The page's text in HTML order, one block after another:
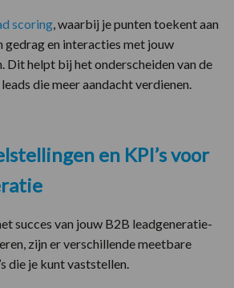
scoring, waarbij je punten toekent aan
gedrag en interacties met jouw
helpt bij het onderscheiden van de
die meer aandacht verdienen.
en KPI’s voor
succes van jouw B2B leadgeneratie-
zijn er verschillende meetbare
die je kunt vaststellen.